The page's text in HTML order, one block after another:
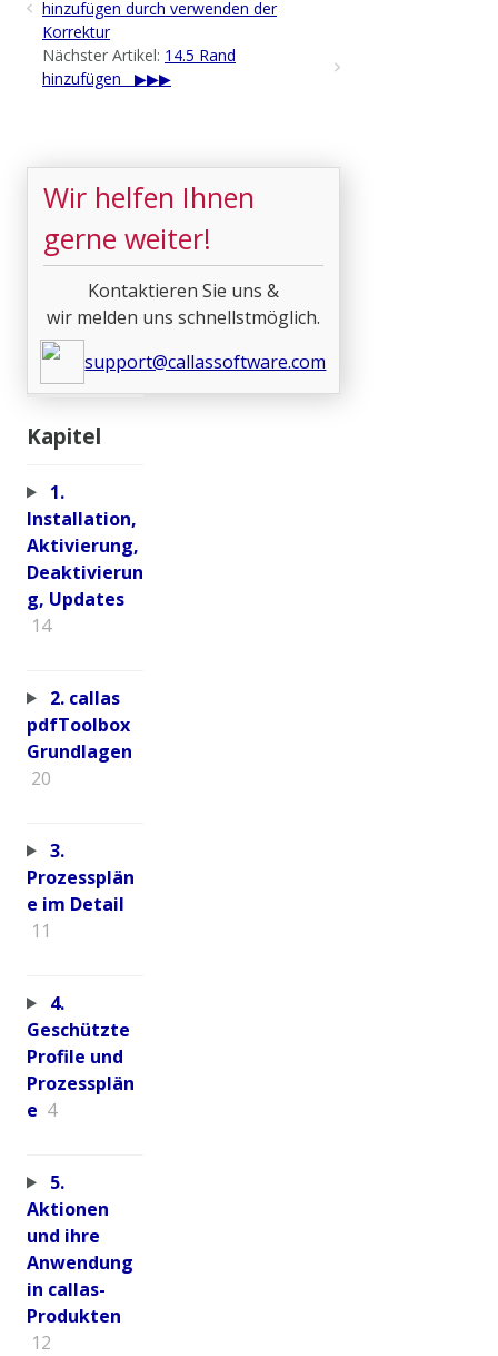
hinzufügen durch verwenden der
Korrektur
Nächster Artikel: 14.5 Rand
hinzufügen
Wir helfen Ihnen
gerne weiter!
Kontaktieren Sie uns &
wir melden uns schnellstmöglich.
support@callassoftware.com
Kapitel
1.
Installation,
Aktivierung,
Deaktivierun
g, Updates
14
2. callas
pdfToolbox
Grundlagen
20
3.
Prozessplän
e im Detail
11
4.
Geschützte
Profile und
Prozessplän
e 4
5.
Aktionen
und ihre
Anwendung
in callas-
Produkten
12